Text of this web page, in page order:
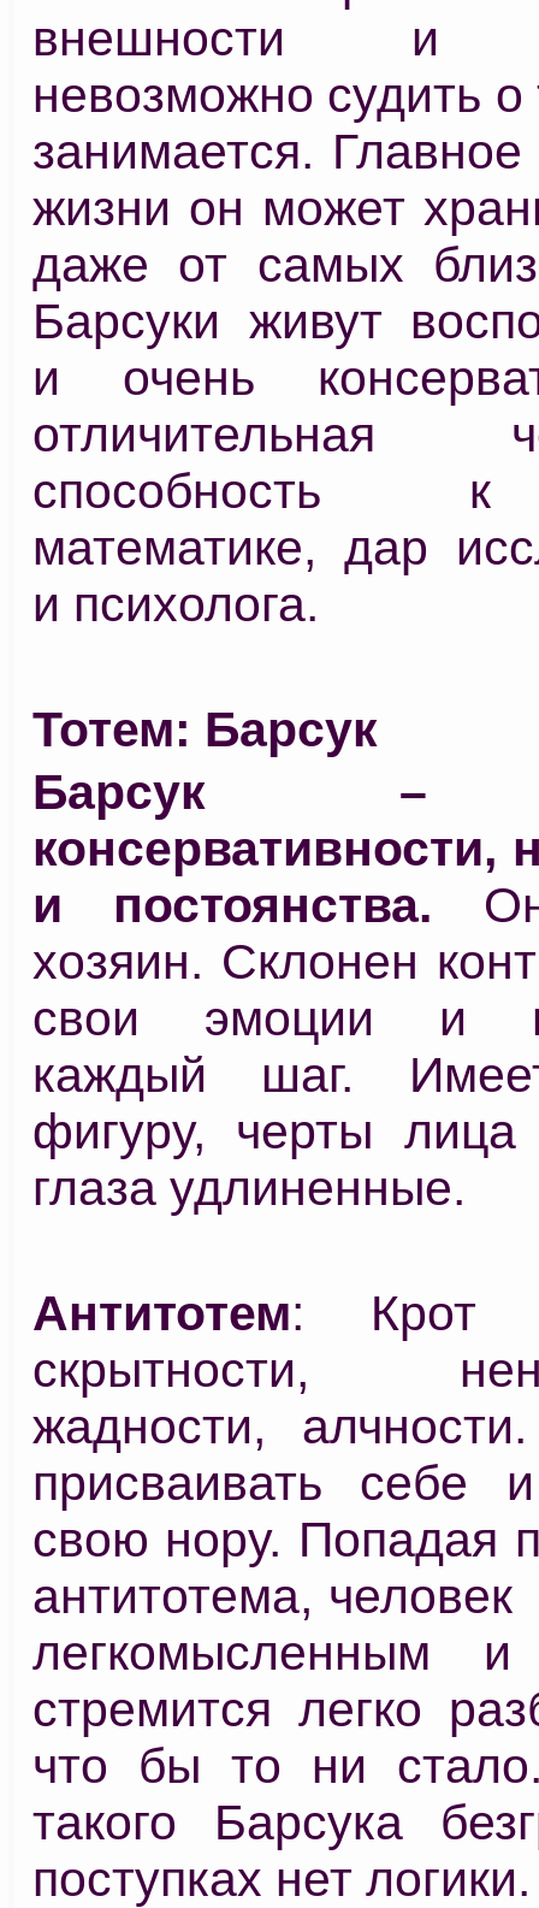
внешности и
невозможно судить
занимается.
жизни он может
даже от самых
Барсуки живут
и очень
способность
математике, дар
и психолога.
Тотем: Барсук
Барсук –
консервативности,
и постоянства.
хозяин. Склонен
свои эмоции и
каждый шаг.
фигуру, черты лица
глаза удлиненные.
Антитотем: Крот
скрытности,
жадности,
присваивать себе
свою нору. Попадая
антитотема, человек
легкомысленным и
стремится легко
что бы то ни
такого Барсука
поступках нет логики.